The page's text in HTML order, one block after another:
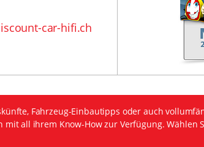
car-hifi.ch
Fahrzeug-Einbautipps oder auch
all ihrem Know-How zur Verfügung. Wählen